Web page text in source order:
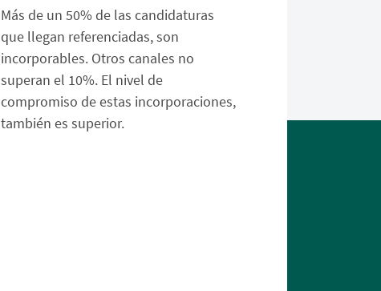
Más de un 50% de las candidaturas
que llegan referenciadas, son
incorporables. Otros canales no
superan el 10%. El nivel de
compromiso de estas incorporaciones,
también es superior.